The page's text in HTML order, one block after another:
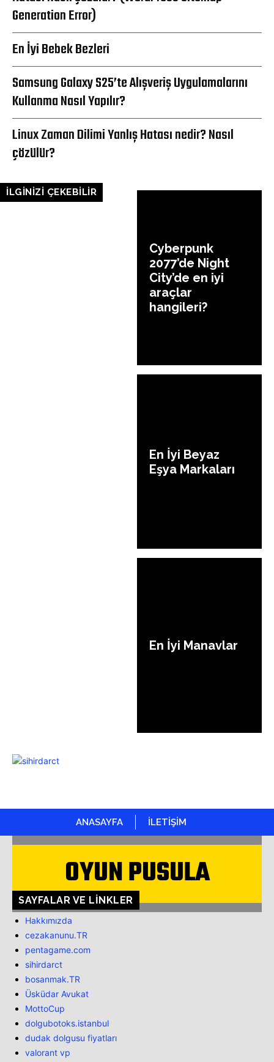
Generation Error)
En İyi Bebek Bezleri
Samsung Galaxy S25’te Alışveriş Uygulamalarını
Kullanma Nasıl Yapılır?
Linux Zaman Dilimi Yanlış Hatası nedir? Nasıl
çözülür?
İLGİNİZİ ÇEKEBİLİR
Cyberpunk
2077’de Night
City’de en iyi
araçlar
hangileri?
En İyi Beyaz
Eşya Markaları
En İyi Manavlar
ANASAYFA İLETİŞİM
OYUN PUSULA
SAYFALAR VE LINKLER
Hakkımızda
cezakanunu.TR
pentagame.com
sihirdarct
bosanmak.TR
Üsküdar Avukat
MottoCup
dolgubotoks.istanbul
dudak dolgusu fiyatları
valorant vp